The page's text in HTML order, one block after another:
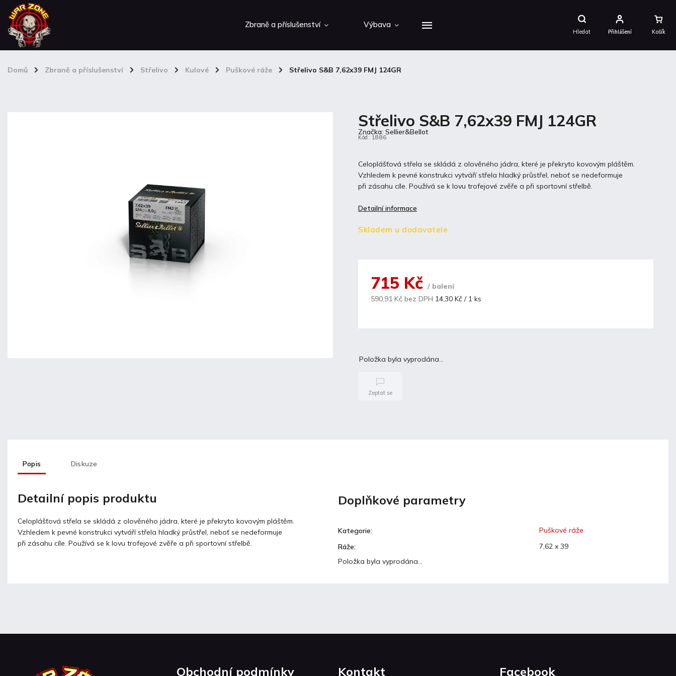
Hledat
Nákupní
Košík
Přihlášení
Zbraně a příslušenství Výbava
Domů / Zbraně a příslušenství / Střelivo / Kulové / Puškové ráže / Střelivo S&B 7,62x39 FMJ 124GR
Střelivo S&B 7,62x39 FMJ 124GR
Kód: 1886
Celoplášťová střela se skládá z olověného jádra, které je překryto kovovým pláštěm.
Vzhledem k pevné konstrukci vytváří střela hladký průstřel, neboť se nedeformuje
při zásahu cíle. Používá se k lovu trofejové zvěře a při sportovní střelbě.
Detailní informace
Značka:Sellier&Bellot
Skladem u dodavatele
715 Kč/ balení
590,91 Kč bez DPH 14,30 Kč / 1 ks
Položka byla vyprodána…
Zeptat se
Popis Diskuze
Detailní popis produktu
Celoplášťová střela se skládá z olověného jádra, které je překryto kovovým pláštěm.
Vzhledem k pevné konstrukci vytváří střela hladký průstřel, neboť se nedeformuje
při zásahu cíle. Používá se k lovu trofejové zvěře a při sportovní střelbě.
Doplňkové parametry
Kategorie:
Puškové ráže
Ráže:
7,62 x 39
Položka byla vyprodána…
Obchodní podmínky Kontakt Facebook